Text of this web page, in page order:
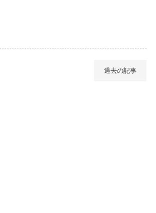
過去の記事